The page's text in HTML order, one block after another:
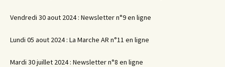
Vendredi 30 aout 2024 : Newsletter n°9 en ligne
Lundi 05 aout 2024 : La Marche AR n°11 en ligne
Mardi 30 juillet 2024 : Newsletter n°8 en ligne